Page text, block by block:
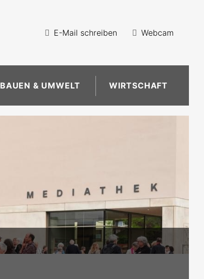
E-Mail schreiben Webcam
BAUEN & UMWELT WIRTSCHAFT